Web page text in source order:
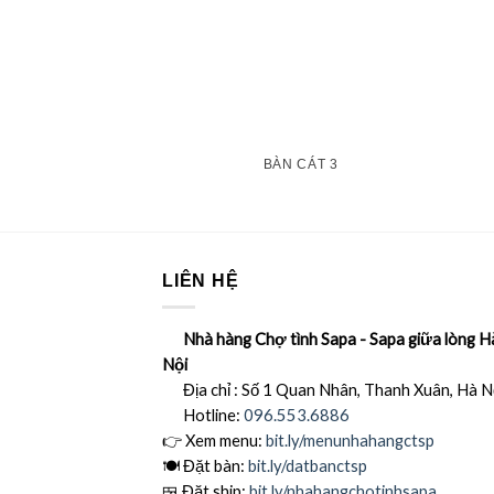
BÀN CÁT 3
LIÊN HỆ
Nhà hàng Chợ tình Sapa - Sapa giữa lòng
Nội
Địa chỉ : Số 1 Quan Nhân, Thanh Xuân, Hà
Hotline: 096.553.6886
👉 Xem menu: bit.ly/menunhahangctsp
🍽Đặt bàn: bit.ly/datbanctsp